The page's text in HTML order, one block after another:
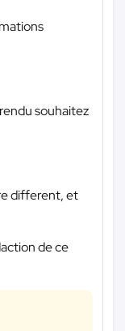
souhaitez
different, et
de ce